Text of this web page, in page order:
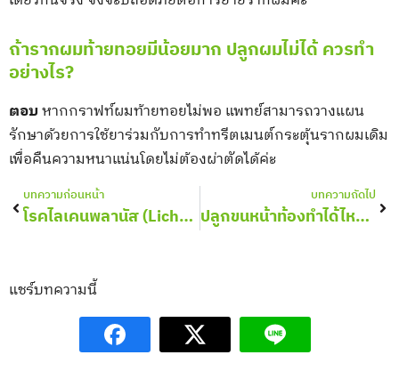
ถ้ารากผมท้ายทอยมีน้อยมาก ปลูกผมไม่ได้ ควรทำ
อย่างไร?
ตอบหากกราฟท์ผมท้ายทอยไม่พอ แพทย์สามารถวางแผน
รักษาด้วยการใช้ยาร่วมกับการทำทรีตเมนต์กระตุ้นรากผมเดิม
เพื่อคืนความหนาแน่นโดยไม่ต้องผ่าตัดได้ค่ะ
Prev
บทความก่อนหน้า
โรคไลเคนพลานัส (Lichen Planus) ส่งผลกระทบอย่างไรต่อเส้นผม หนังศีรษะ
บทความถัดไป
ปลูกขนหน้าท้องทำได้ไหม เหมือนปลูกผมหรือไม่ มีข้อจำกัดอะไรบ้าง?
แชร์บทความนี้